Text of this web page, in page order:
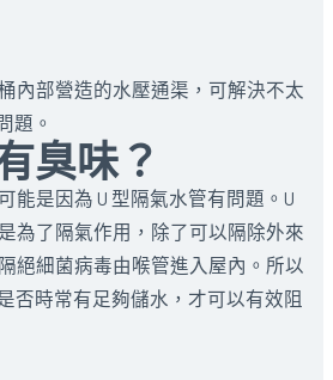
內部營造的水壓通渠，可解決不太
題。
臭味？
能是因為 U 型隔氣水管有問題。U
為了隔氣作用，除了可以隔除外來
絕細菌病毒由喉管進入屋內。所以
否時常有足夠儲水，才可以有效阻